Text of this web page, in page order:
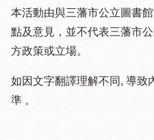
本活動由與三藩市公立圖書
點及意見，並不代表三藩市
方政策或立場。
如因文字翻譯理解不同, 導致
準 。